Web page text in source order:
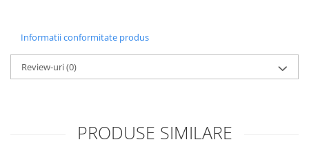
Informatii conformitate produs
Review-uri(0)
PRODUSE SIMILARE